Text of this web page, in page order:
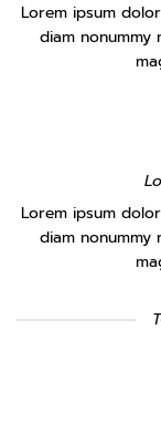
Lorem ipsum
diam
Lorem ipsum
diam